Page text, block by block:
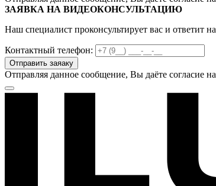
ЗАЯВКА НА ВИДЕОКОНСУЛЬТАЦИЮ
Наш специалист проконсультирует вас и ответит
Контактный телефон:
Отправляя данное сообщение, Вы даёте согласие